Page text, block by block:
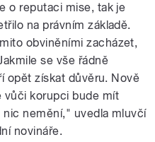
o reputaci mise, tak je
na právním základě.
obviněními zacházet,
se vše řádně
opět získat důvěru. Nově
vůči korupci bude mít
nemění," uvedla mluvčí
novináře.